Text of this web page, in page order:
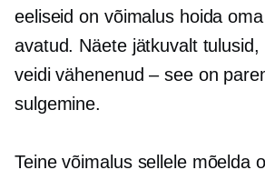
eeliseid on võimalus hoida
avatud. Näete jätkuvalt tulusid,
veidi vähenenud – see on
sulgemine.
Teine võimalus sellele mõelda